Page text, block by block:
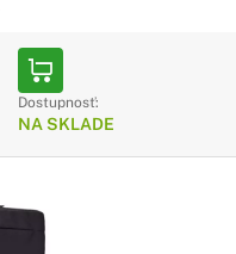
Dostupnosť:
NA SKLADE